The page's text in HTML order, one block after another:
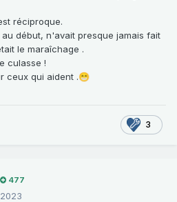
réciproque.
début, n'avait presque jamais fait
le maraîchage .
culasse !
ceux qui aident .😁
3
477